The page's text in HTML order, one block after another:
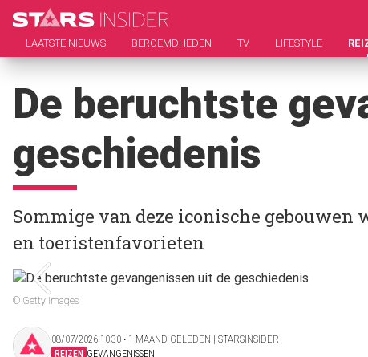
LAATSTE NIEUWS BEROEMDHEDEN TV LIFESTYLE
De beruchtste
geschiedenis
Sommige van deze iconische
en toeristenfavorieten
© Getty Images
08/07/2026 10:30 ‧ 1 MAAND GELEDEN | STARSINSIDER
REIZEN GEVANGENISSEN